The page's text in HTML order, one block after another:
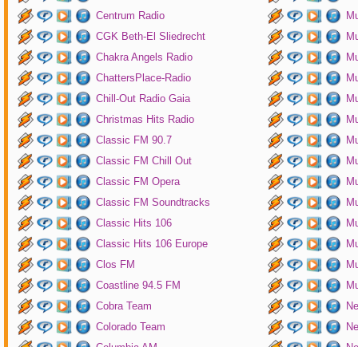
Centrum Radio
CGK Beth-El Sliedrecht
Chakra Angels Radio
ChattersPlace-Radio
Chill-Out Radio Gaia
Christmas Hits Radio
Classic FM 90.7
Classic FM Chill Out
Classic FM Opera
Classic FM Soundtracks
Classic Hits 106
Classic Hits 106 Europe
Clos FM
Coastline 94.5 FM
Cobra Team
Colorado Team